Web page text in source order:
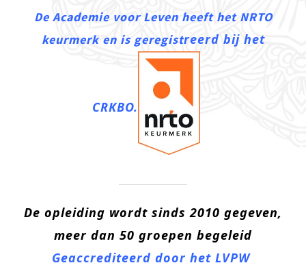
De Academie voor Leven heeft het NRTO
keurmerk en is geregistreerd bij het
CRKBO.
De opleiding wordt sinds 2010 gegeven,
meer dan 50 groepen begeleid
Geaccrediteerd door het LVPW